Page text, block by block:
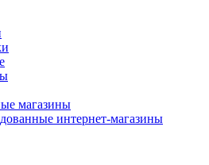
магазины
интернет-магазины